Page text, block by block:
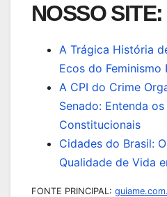
NOSSO SITE:
A Trágica História
Ecos do Feminismo
A CPI do Crime
Senado: Entenda
Constitucionais
Cidades do Brasil:
Qualidade de Vida
FONTE PRINCIPAL: